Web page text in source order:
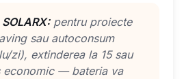
pentru proiecte
sau autoconsum
zi), extinderea la 15 sau
economic — bateria va